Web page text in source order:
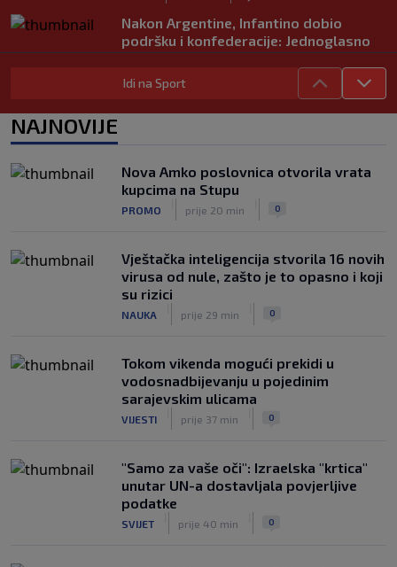
Nakon Argentine, Infantino dobio
podršku i konfederacije: Jednoglasno
ponavljamo podršku predsjedniku
NOGOMET
Pravna bitka Luke Dončića i Anamarije
Goltes seli se u Sloveniju: Spominje se
čak 50 miliona dolara
Idi na Sport
NAJNOVIJE
Nova Amko poslovnica otvorila vrata
kupcima na Stupu
PROMO prije 20 min 0
Vještačka inteligencija stvorila 16 novih
virusa od nule, zašto je to opasno i koji
su rizici
NAUKA prije 29 min 0
Tokom vikenda mogući prekidi u
vodosnadbijevanju u pojedinim
sarajevskim ulicama
VIJESTI prije 37 min 0
"Samo za vaše oči": Izraelska "krtica"
unutar UN-a dostavljala povjerljive
podatke
SVIJET prije 40 min 0